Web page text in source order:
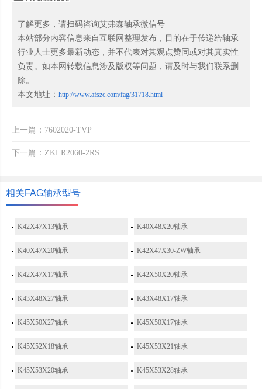
了解更多，请扫码咨询艾弗森轴承微信号
本站部分内容信息来自互联网整理发布，目的在于传递给轴承
行业人士更多最新动态，并不代表对其观点赞同或对其真实性
负责。如本网转载信息涉及版权等问题，请及时与我们联系删
除。
本文地址： http://www.afszc.com/fag/31718.html
上一篇：7602020-TVP
下一篇：ZKLR2060-2RS
相关FAG轴承型号
K42X47X13轴承 K40X48X20轴承
K40X47X20轴承 K42X47X30-ZW轴承
K42X47X17轴承 K42X50X20轴承
K43X48X27轴承 K43X48X17轴承
K45X50X27轴承 K45X50X17轴承
K45X52X18轴承 K45X53X21轴承
K45X53X20轴承 K45X53X28轴承